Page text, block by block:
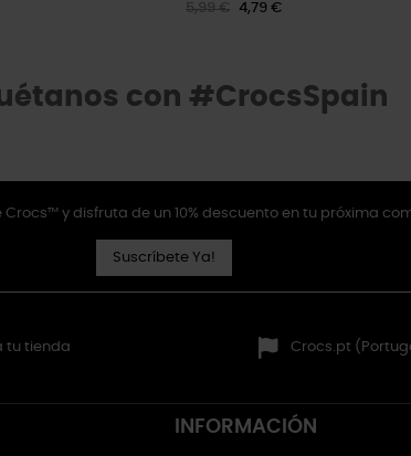
5,99 € 4,79 €
con #CrocsSpain
Crocs™ y disfruta de un 10% descuento en tu próxima
Suscríbete Ya!
tu tienda Crocs.pt
INFORMACIÓN